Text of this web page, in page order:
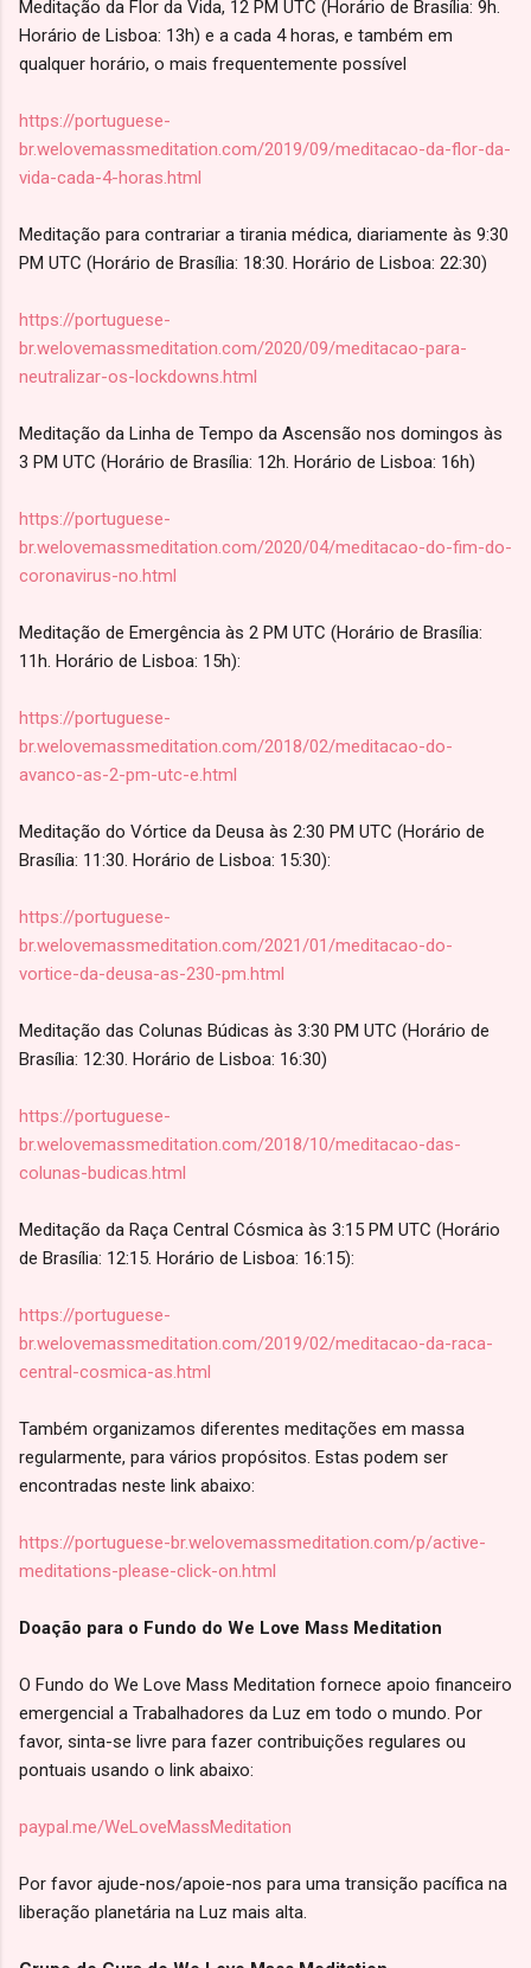
Meditação da Flor da Vida, 12 PM UTC (Horário de Brasília: 9h.
Horário de Lisboa: 13h) e a cada 4 horas, e também em
qualquer horário, o mais frequentemente possível
https://portuguese-
br.welovemassmeditation.com/2019/09/meditacao-da-flor-da-
vida-cada-4-horas.html
Meditação para contrariar a tirania médica, diariamente às 9:30
PM UTC (Horário de Brasília: 18:30. Horário de Lisboa: 22:30)
https://portuguese-
br.welovemassmeditation.com/2020/09/meditacao-para-
neutralizar-os-lockdowns.html
Meditação da Linha de Tempo da Ascensão nos domingos às
3 PM UTC (Horário de Brasília: 12h. Horário de Lisboa: 16h)
https://portuguese-
br.welovemassmeditation.com/2020/04/meditacao-do-fim-do-
coronavirus-no.html
Meditação de Emergência às 2 PM UTC (Horário de Brasília:
11h. Horário de Lisboa: 15h):
https://portuguese-
br.welovemassmeditation.com/2018/02/meditacao-do-
avanco-as-2-pm-utc-e.html
Meditação do Vórtice da Deusa às 2:30 PM UTC (Horário de
Brasília: 11:30. Horário de Lisboa: 15:30):
https://portuguese-
br.welovemassmeditation.com/2021/01/meditacao-do-
vortice-da-deusa-as-230-pm.html
Meditação das Colunas Búdicas às 3:30 PM UTC (Horário de
Brasília: 12:30. Horário de Lisboa: 16:30)
https://portuguese-
br.welovemassmeditation.com/2018/10/meditacao-das-
colunas-budicas.html
Meditação da Raça Central Cósmica às 3:15 PM UTC (Horário
de Brasília: 12:15. Horário de Lisboa: 16:15):
https://portuguese-
br.welovemassmeditation.com/2019/02/meditacao-da-raca-
central-cosmica-as.html
Também organizamos diferentes meditações em massa
regularmente, para vários propósitos. Estas podem ser
encontradas neste link abaixo:
https://portuguese-br.welovemassmeditation.com/p/active-
meditations-please-click-on.html
Doação para o Fundo do We Love Mass Meditation
O Fundo do We Love Mass Meditation fornece apoio financeiro
emergencial a Trabalhadores da Luz em todo o mundo. Por
favor, sinta-se livre para fazer contribuições regulares ou
pontuais usando o link abaixo:
paypal.me/WeLoveMassMeditation
Por favor ajude-nos/apoie-nos para uma transição pacífica na
liberação planetária na Luz mais alta.